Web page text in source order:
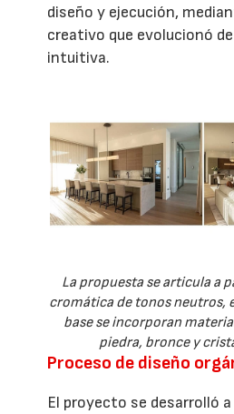
diseño y ejecución,
creativo que evolucionó
intuitiva.
La propuesta se articula a
cromática de tonos neutros,
base se incorporan
piedra, bronce y
Proceso de diseño
El proyecto se desarrolló